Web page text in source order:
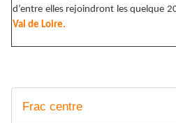
d’entre elles rejoindront les quelque
Val de Loire.
Frac centre